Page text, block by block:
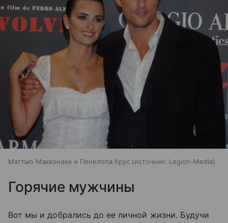
Мэттью Макконахи и Пенелопа Крус источник: Legion-Media
Горячие мужчины
Вот мы и добрались до ее личной жизни. Будучи